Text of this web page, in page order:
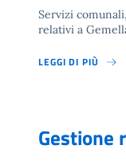
Servizi
relativi a
LEGGI DI PIÙ
Gestione